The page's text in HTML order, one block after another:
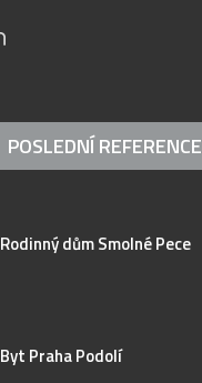
POSLEDNÍ REFERENCE
Rodinný dům Smolné Pece
Byt Praha Podolí